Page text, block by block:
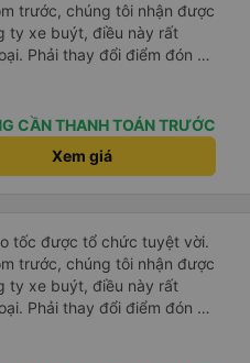
trước, chúng tôi nhận được
ty xe buýt, điều này rất
Phải thay đổi điểm đón vì
rất thông cảm. Anh chàng
bằng tiếng Việt rồi sau đó
Cát Bà đến Hà Nội, phải
lại lên một xe buýt khác.
CẦN THANH TOÁN TRƯỚC
Xem giá
tốc được tổ chức tuyệt vời.
trước, chúng tôi nhận được
ty xe buýt, điều này rất
Phải thay đổi điểm đón vì
rất thông cảm. Anh chàng